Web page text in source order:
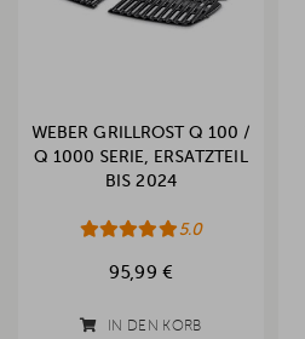
WEBER GRILLROST Q 100 /
Q 1000 SERIE, ERSATZTEIL
BIS 2024
5.0
95,99 €
IN DEN KORB